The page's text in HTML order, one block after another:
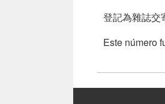
登記為雜誌交
Este número